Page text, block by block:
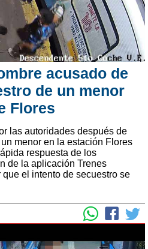
acusado de
de un menor
Flores
las autoridades después de
menor en la estación Flores
respuesta de los
de la aplicación Trenes
el intento de secuestro se